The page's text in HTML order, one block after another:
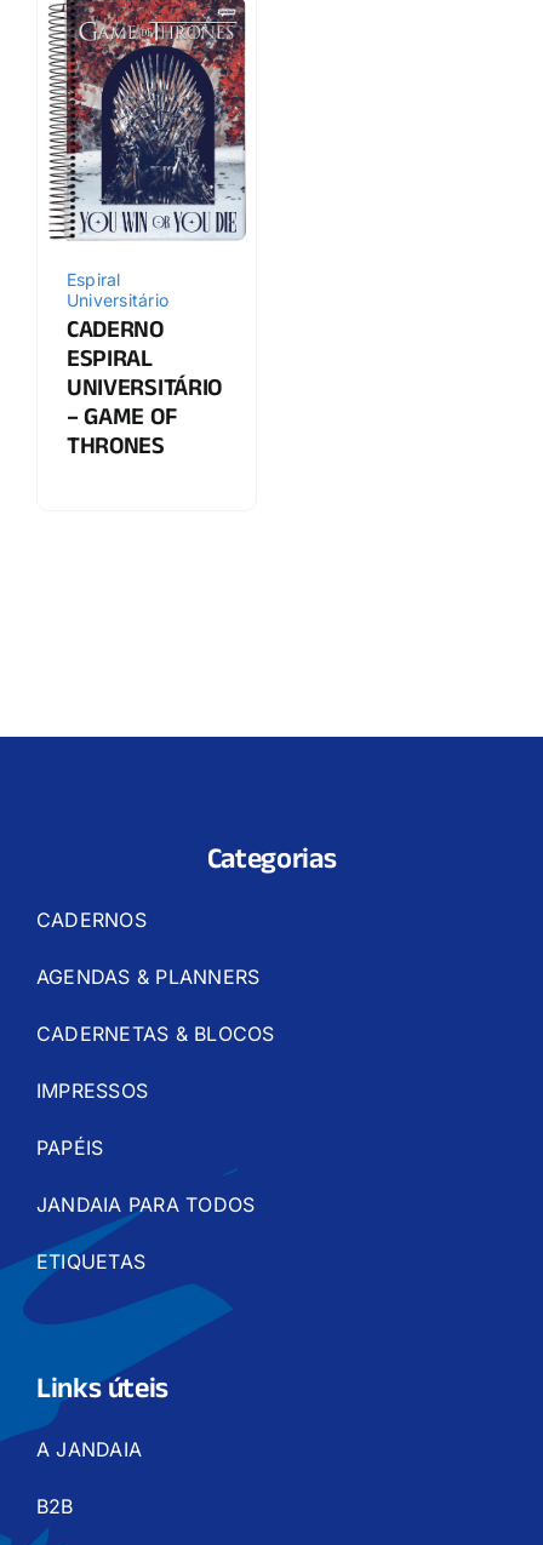
Espiral
Universitário
CADERNO
ESPIRAL
UNIVERSITÁRIO
– GAME OF
THRONES
Categorias
CADERNOS
AGENDAS & PLANNERS
CADERNETAS & BLOCOS
IMPRESSOS
PAPÉIS
JANDAIA PARA TODOS
ETIQUETAS
Links úteis
A JANDAIA
B2B